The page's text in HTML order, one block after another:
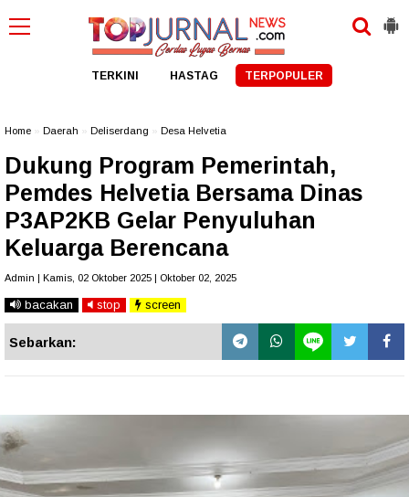
TERKINI HASTAG TERPOPULER
Home Daerah Deliserdang Desa Helvetia
Dukung Program Pemerintah,
Pemdes Helvetia Bersama Dinas
P3AP2KB Gelar Penyuluhan
Keluarga Berencana
Admin | Kamis, 02 Oktober 2025 | Oktober 02, 2025
bacakan stop screen
Sebarkan: